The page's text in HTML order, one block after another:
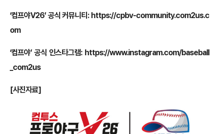
‘컴프야V26′ 공식 커뮤니티: https://cpbv-community.com2us.c
om
‘컴프야’ 공식 인스타그램: https://www.instagram.com/baseball
_com2us
[사진자료]